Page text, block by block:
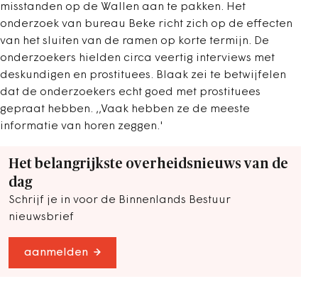
misstanden op de Wallen aan te pakken. Het
onderzoek van bureau Beke richt zich op de effecten
van het sluiten van de ramen op korte termijn. De
onderzoekers hielden circa veertig interviews met
deskundigen en prostituees. Blaak zei te betwijfelen
dat de onderzoekers echt goed met prostituees
gepraat hebben. ,,Vaak hebben ze de meeste
informatie van horen zeggen.'
Het belangrijkste overheidsnieuws van de
dag
Schrijf je in voor de Binnenlands Bestuur
nieuwsbrief
aanmelden